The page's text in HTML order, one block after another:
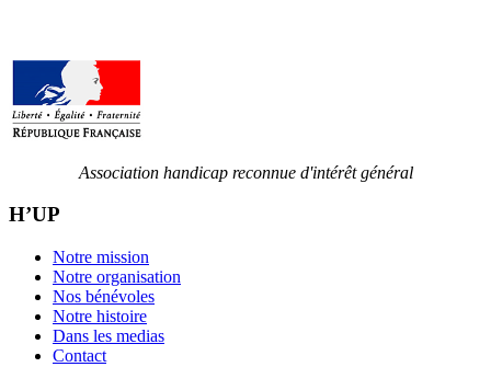
Association handicap reconnue d'intérêt général
H’UP
Notre mission
Notre organisation
Nos bénévoles
Notre histoire
Dans les medias
Contact